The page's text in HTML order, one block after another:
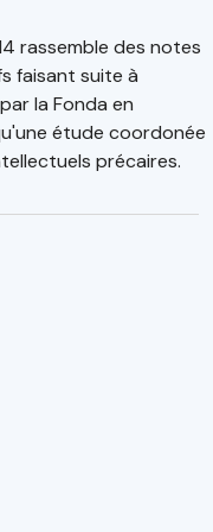
rassemble des notes
faisant suite à
la Fonda en
étude coordonée
précaires.